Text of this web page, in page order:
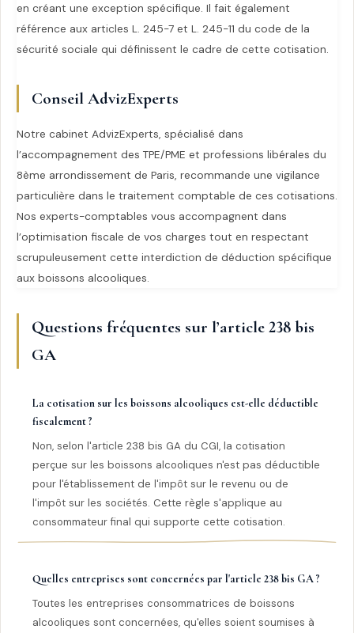
en créant une exception spécifique. Il fait également
référence aux articles L. 245-7 et L. 245-11 du code de la
sécurité sociale qui définissent le cadre de cette cotisation.
Conseil AdvizExperts
Notre cabinet AdvizExperts, spécialisé dans
l’accompagnement des TPE/PME et professions libérales du
8ème arrondissement de Paris, recommande une vigilance
particulière dans le traitement comptable de ces cotisations.
Nos experts-comptables vous accompagnent dans
l’optimisation fiscale de vos charges tout en respectant
scrupuleusement cette interdiction de déduction spécifique
aux boissons alcooliques.
Questions fréquentes sur l’article 238 bis
GA
La cotisation sur les boissons alcooliques est-elle déductible
fiscalement ?
Non, selon l'article 238 bis GA du CGI, la cotisation
perçue sur les boissons alcooliques n'est pas déductible
pour l'établissement de l'impôt sur le revenu ou de
l'impôt sur les sociétés. Cette règle s'applique au
consommateur final qui supporte cette cotisation.
Quelles entreprises sont concernées par l'article 238 bis GA ?
Toutes les entreprises consommatrices de boissons
alcooliques sont concernées, qu'elles soient soumises à